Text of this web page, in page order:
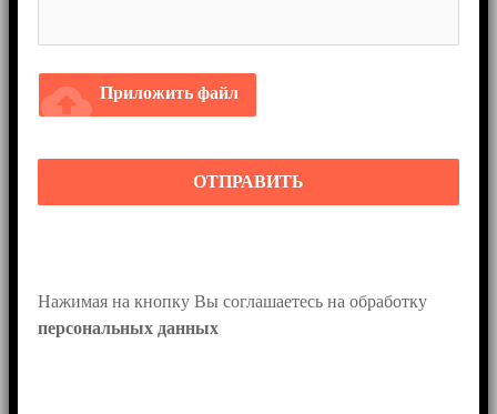
cloud_upload Приложить файл
ОТПРАВИТЬ
персональных данных